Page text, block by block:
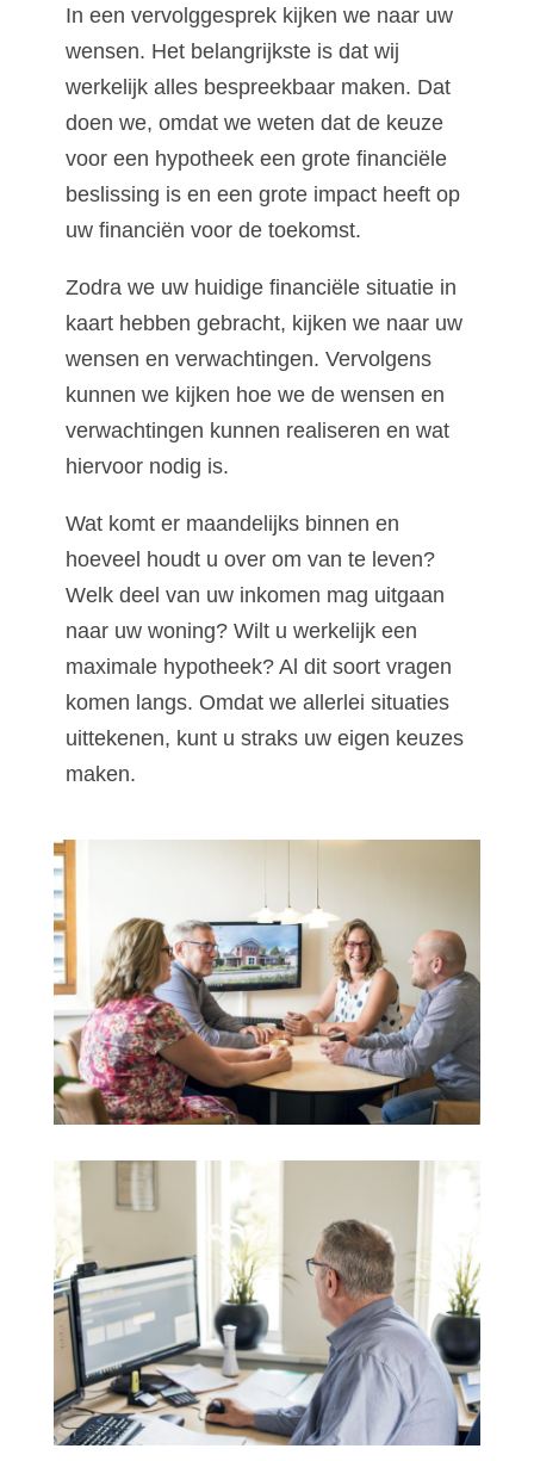
In een vervolggesprek kijken we naar uw
wensen. Het belangrijkste is dat wij
werkelijk alles bespreekbaar maken. Dat
doen we, omdat we weten dat de keuze
voor een hypotheek een grote financiële
beslissing is en een grote impact heeft op
uw financiën voor de toekomst.
Zodra we uw huidige financiële situatie in
kaart hebben gebracht, kijken we naar uw
wensen en verwachtingen. Vervolgens
kunnen we kijken hoe we de wensen en
verwachtingen kunnen realiseren en wat
hiervoor nodig is.
Wat komt er maandelijks binnen en
hoeveel houdt u over om van te leven?
Welk deel van uw inkomen mag uitgaan
naar uw woning? Wilt u werkelijk een
maximale hypotheek? Al dit soort vragen
komen langs. Omdat we allerlei situaties
uittekenen, kunt u straks uw eigen keuzes
maken.